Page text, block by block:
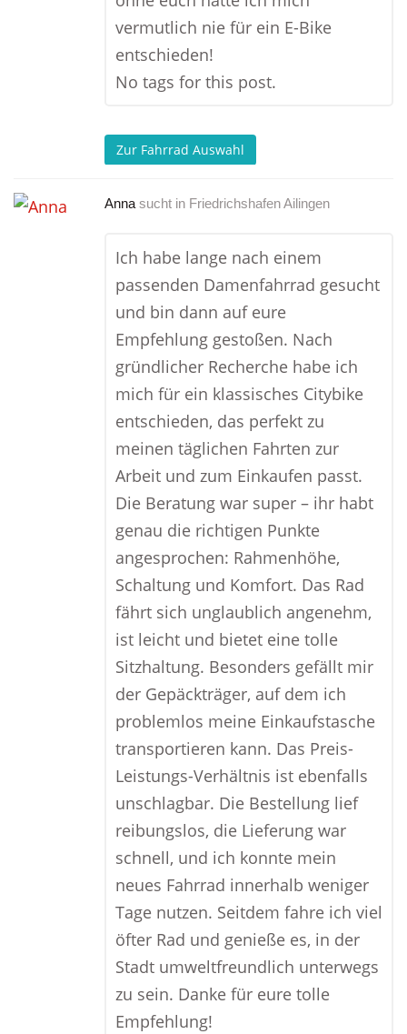
vermutlich nie für ein E-Bike
entschieden!
No tags for this post.
Zur Fahrrad Auswahl
Anna sucht in Friedrichshafen Ailingen
Ich habe lange nach einem
passenden Damenfahrrad gesucht
und bin dann auf eure
Empfehlung gestoßen. Nach
gründlicher Recherche habe ich
mich für ein klassisches Citybike
entschieden, das perfekt zu
meinen täglichen Fahrten zur
Arbeit und zum Einkaufen passt.
Die Beratung war super – ihr habt
genau die richtigen Punkte
angesprochen: Rahmenhöhe,
Schaltung und Komfort. Das Rad
fährt sich unglaublich angenehm,
ist leicht und bietet eine tolle
Sitzhaltung. Besonders gefällt mir
der Gepäckträger, auf dem ich
problemlos meine Einkaufstasche
transportieren kann. Das Preis-
Leistungs-Verhältnis ist ebenfalls
unschlagbar. Die Bestellung lief
reibungslos, die Lieferung war
schnell, und ich konnte mein
neues Fahrrad innerhalb weniger
Tage nutzen. Seitdem fahre ich viel
öfter Rad und genieße es, in der
Stadt umweltfreundlich unterwegs
zu sein. Danke für eure tolle
Empfehlung!